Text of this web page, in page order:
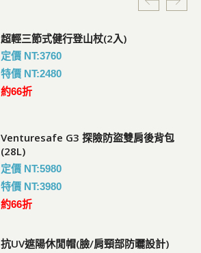
超輕三節式健行登山杖(2入)
定價 NT:3760
特價 NT:2480
約66折
Venturesafe G3 探險防盜雙肩後背包
(28L)
定價 NT:5980
特價 NT:3980
約66折
抗UV遮陽休閒帽(臉/肩頸部防曬設計)